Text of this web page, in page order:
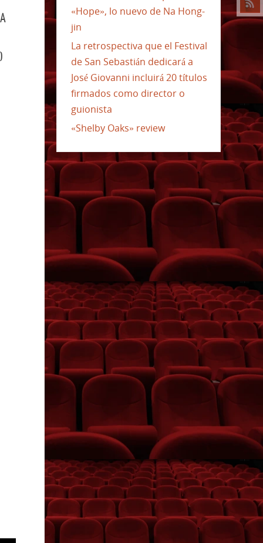
«Hope», lo nuevo de Na Hong-
jin
La retrospectiva que el Festival
de San Sebastián dedicará a
José Giovanni incluirá 20 títulos
firmados como director o
guionista
«Shelby Oaks» review